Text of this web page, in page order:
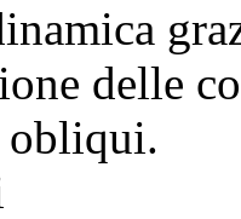
delle
obliqui.